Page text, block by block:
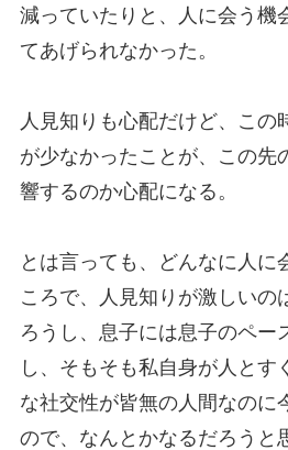
減っていたりと、人に会う機
てあげられなかった。
人見知りも心配だけど、この
が少なかったことが、この先
響するのか心配になる。
とは言っても、どんなに人に
ころで、人見知りが激しいの
ろうし、息子には息子のペー
し、そもそも私自身が人とす
な社交性が皆無の人間なのに
ので、なんとかなるだろうと